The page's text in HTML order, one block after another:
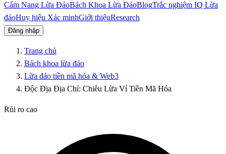
Cẩm Nang Lừa ĐảoBách Khoa Lừa ĐảoBlogTrắc nghiệm IQ Lừa
đảoHuy hiệu Xác minhGiới thiệuResearch
Đăng nhập
Trang chủ
Bách khoa lừa đảo
Lừa đảo tiền mã hóa & Web3
Độc Địa Địa Chỉ: Chiêu Lừa Ví Tiền Mã Hóa
Rủi ro cao